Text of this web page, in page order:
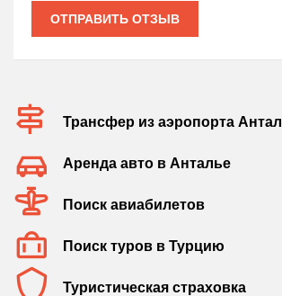
ОТПРАВИТЬ ОТЗЫВ
Трансфер из аэропорта
Аренда авто в Анталье
Поиск авиабилетов
Поиск туров в Турцию
Туристическая страховка